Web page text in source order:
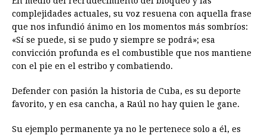
complejidades actuales, su voz resuena con aquella frase
que nos infundió ánimo en los momentos más sombríos:
«Sí se puede, si se pudo y siempre se podrá»; esa
convicción profunda es el combustible que nos mantiene
con el pie en el estribo y combatiendo.
Defender con pasión la historia de Cuba, es su deporte
favorito, y en esa cancha, a Raúl no hay quien le gane.
Su ejemplo permanente ya no le pertenece solo a él, es